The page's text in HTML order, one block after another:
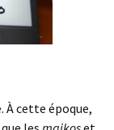
À cette époque,